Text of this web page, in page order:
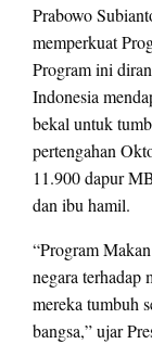
Prabowo
memperkuat
Program ini
Indonesia
bekal untuk
pertengahan
11.900 dapur
dan ibu hamil.
“Program
negara terhadap
mereka tumbuh
bangsa,” ujar